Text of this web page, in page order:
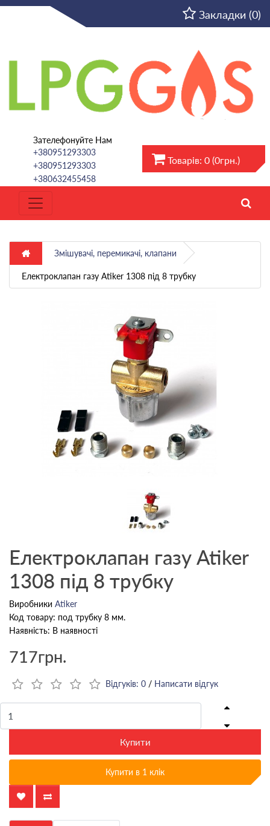
Закладки (0)
Зателефонуйте Нам
+380951293303
+380951293303
+380632455458
Товарів: 0 (0грн.)
Змішувачі, перемикачі, клапани
Електроклапан газу Atiker 1308 під 8 трубку
Електроклапан газу Atiker
1308 під 8 трубку
Виробники Atiker
Код товару: под трубку 8 мм.
Наявність: В наявності
717грн.
Відгуків: 0 / Написати відгук
Купити
Купити в 1 клік